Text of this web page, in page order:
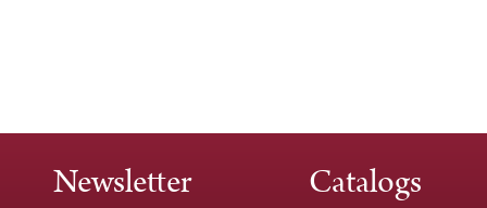
Newsletter Catalogs